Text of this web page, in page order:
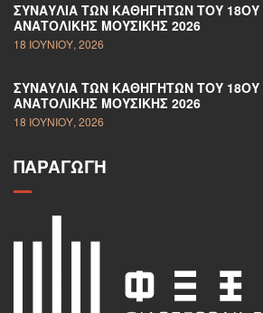
ΣΥΝΑΥΛΊΑ ΤΩΝ ΚΑΘΗΓΗΤΏΝ ΤΟΥ 18ΟΥ
ΑΝΑΤΟΛΙΚΉΣ ΜΟΥΣΙΚΉΣ 2026
18 ΙΟΥΝΊΟΥ, 2026
ΣΥΝΑΥΛΊΑ ΤΩΝ ΚΑΘΗΓΗΤΏΝ ΤΟΥ 18ΟΥ
ΑΝΑΤΟΛΙΚΉΣ ΜΟΥΣΙΚΉΣ 2026
18 ΙΟΥΝΊΟΥ, 2026
ΠΑΡΑΓΩΓΉ